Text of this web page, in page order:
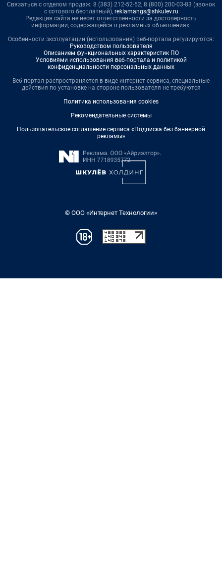
Связаться с отделом продаж: 8 (383) 212-52-52, 8 (800) 200-03-83 (звонок
с сотового бесплатный), reklamangs@shkulev.ru
Редакция сайта не несет ответственности за достоверность
информации, содержащейся в рекламных объявлениях.
Особенности эксплуатации (использования) веб-портала регулируются:
Руководством пользователя
Описанием функциональных характеристик ПО
Условиями использования веб-портала и политикой
конфиденциальности персональных данных
Веб-портал распространяется в виде интернет-сервиса, специальные
действия по установке на стороне пользователя не требуются
Политика использования cookies
Рекомендательные системы
Пользовательское соглашение сервиса «Подписка без баннерной
рекламы»
© ООО «Интернет Технологии»